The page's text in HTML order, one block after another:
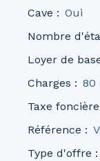
Cave : Oui
Nombre
Loyer de
Charges : 80
Taxe foncière
Référence :
Type d'offre :